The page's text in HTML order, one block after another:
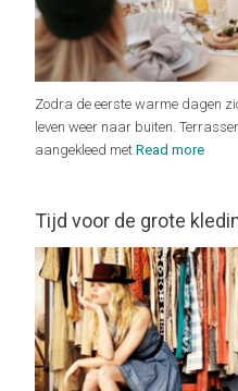
Zodra de eerste warme dagen
leven weer naar buiten.
aangekleed metRead more
Tijd voor de grote